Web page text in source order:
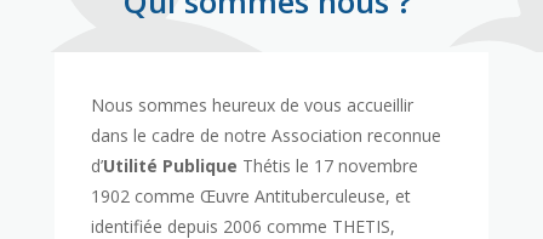
Nous sommes heureux de vous accueillir
dans le cadre de notre Association reconnue
d’Utilité Publique Thétis le 17 novembre
1902 comme Œuvre Antituberculeuse, et
identifiée depuis 2006 comme THETIS,